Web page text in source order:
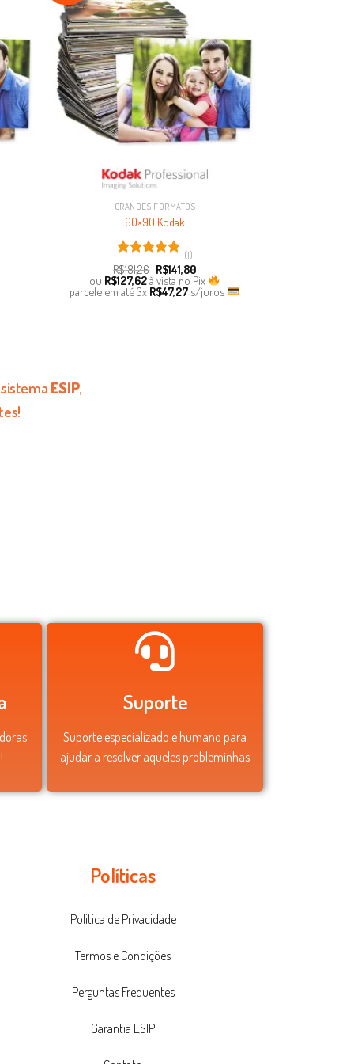
GRANDES FORMATOS
60×90 Kodak
Avaliação
5.00de 5
(1)
R$181,26 R$141,80
ou R$127,62à vista no Pix
parcele em até3x R$47,27 s/juros
ESIP,
Suporte
Suporte especializado e humano para
ajudar a resolver aqueles probleminhas
Políticas
Politica de Privacidade
Termos e Condições
Perguntas Frequentes
Garantia ESIP